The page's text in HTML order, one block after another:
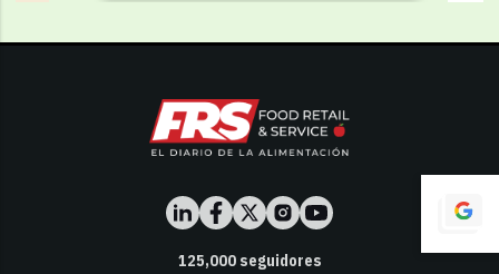
125,000seguidores